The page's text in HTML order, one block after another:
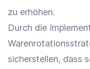
zu erhöhen.
Durch die
sicherstellen, dass